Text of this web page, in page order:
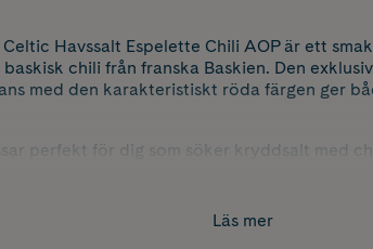
Havssalt Espelette Chili AOP är ett
chili från franska Baskien. Den
med den karakteristiskt röda färgen ger
perfekt för dig som söker kryddsalt med
Läs mer